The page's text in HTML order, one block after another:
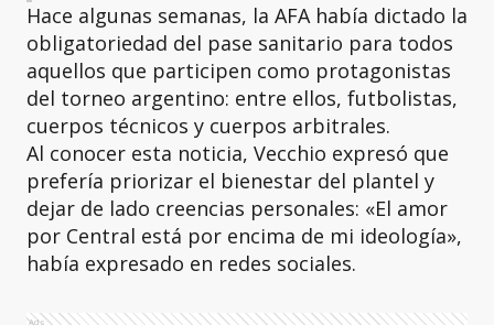
Hace algunas semanas, la AFA había dictado la
obligatoriedad del pase sanitario para todos
aquellos que participen como protagonistas
del torneo argentino: entre ellos, futbolistas,
cuerpos técnicos y cuerpos arbitrales.
Al conocer esta noticia, Vecchio expresó que
prefería priorizar el bienestar del plantel y
dejar de lado creencias personales: «El amor
por Central está por encima de mi ideología»,
había expresado en redes sociales.
Ads